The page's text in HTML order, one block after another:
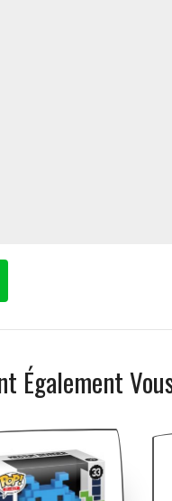
Également